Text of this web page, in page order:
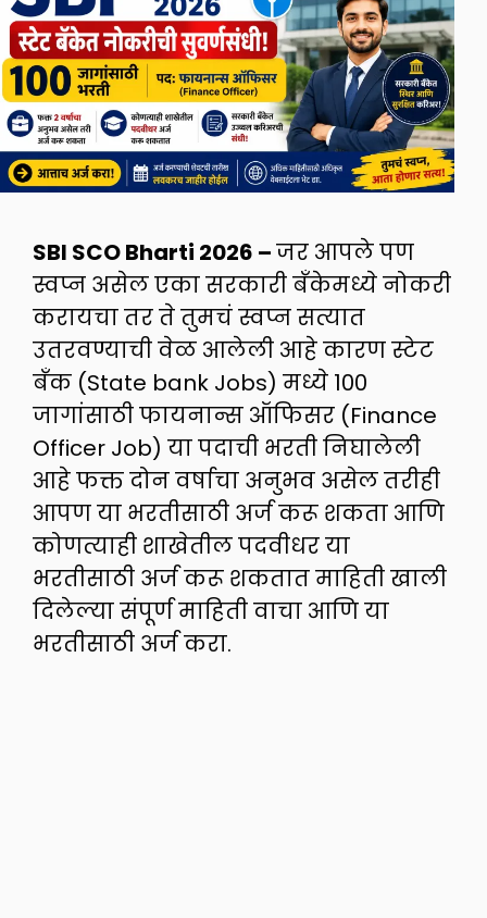
SBI SCO Bharti 2026 –जर आपले पण
स्वप्न असेल एका सरकारी बँकेमध्ये नोकरी
करायचा तर ते तुमचं स्वप्न सत्यात
उतरवण्याची वेळ आलेली आहे कारण स्टेट
बँक (State bank Jobs) मध्ये 100
जागांसाठी फायनान्स ऑफिसर (Finance
Officer Job) या पदाची भरती निघालेली
आहे फक्त दोन वर्षाचा अनुभव असेल तरीही
आपण या भरतीसाठी अर्ज करू शकता आणि
कोणत्याही शाखेतील पदवीधर या
भरतीसाठी अर्ज करू शकतात माहिती खाली
दिलेल्या संपूर्ण माहिती वाचा आणि या
भरतीसाठी अर्ज करा.